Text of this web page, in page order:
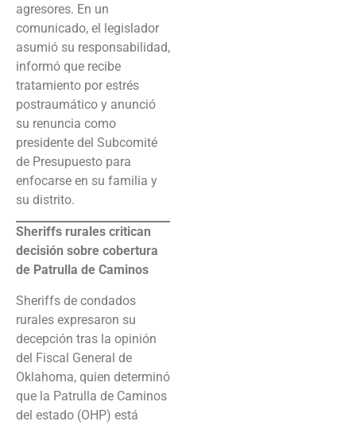
agresores. En un
comunicado, el legislador
asumió su responsabilidad,
informó que recibe
tratamiento por estrés
postraumático y anunció
su renuncia como
presidente del Subcomité
de Presupuesto para
enfocarse en su familia y
su distrito.
Sheriffs rurales critican
decisión sobre cobertura
de Patrulla de Caminos
Sheriffs de condados
rurales expresaron su
decepción tras la opinión
del Fiscal General de
Oklahoma, quien determinó
que la Patrulla de Caminos
del estado (OHP) está